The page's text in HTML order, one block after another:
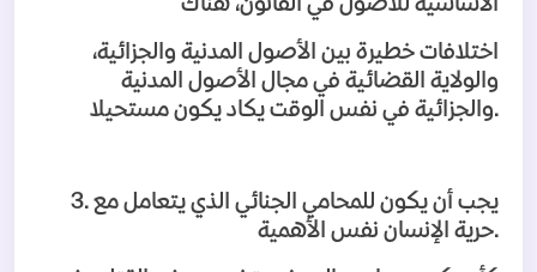
الأساسية للأصول في القانون، هناك
اختلافات خطيرة بين الأصول المدنية والجزائية،
والولاية القضائية في مجال الأصول المدنية
والجزائية في نفس الوقت يكاد يكون مستحيلا.
3. يجب أن يكون للمحامي الجنائي الذي يتعامل مع
حرية الإنسان نفس الأهمية.